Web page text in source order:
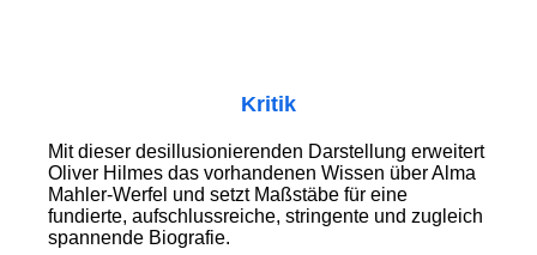
Kritik
Mit dieser desillusionierenden Darstellung erweitert
Oliver Hilmes das vorhandenen Wissen über Alma
Mahler-Werfel und setzt Maßstäbe für eine
fundierte, aufschlussreiche, stringente und zugleich
spannende Biografie.